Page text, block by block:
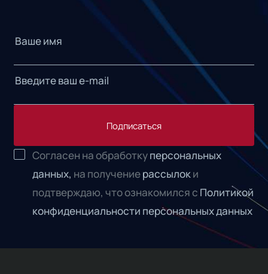
Подписаться
Согласен на обработкуперсональных
данных, на получениерассылоки
подтверждаю, что ознакомился с Политикой
конфиденциальности персональных данных